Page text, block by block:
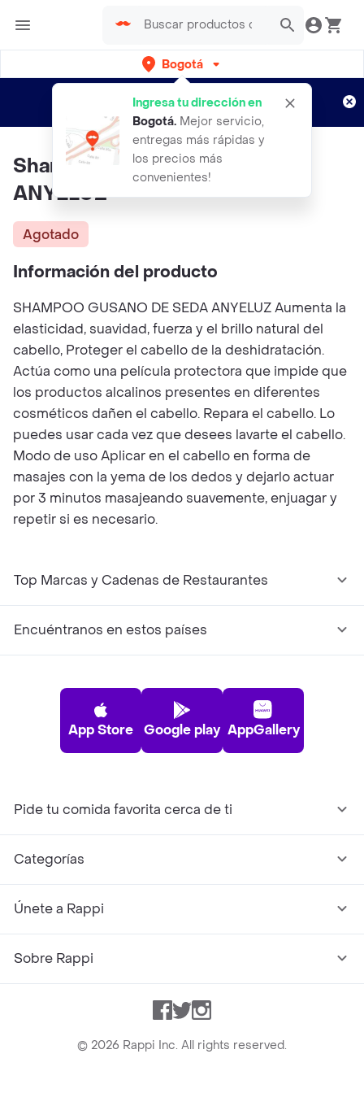
Bogotá
Ingresa tu dirección en
Bogotá. Mejor servicio,
entregas más rápidas y
los precios más
convenientes!
envíos gratis por semanas
Aplican TyC
Shampoo Gusano De Seda
ANYELUZ
Agotado
Información del producto
SHAMPOO GUSANO DE SEDA ANYELUZ Aumenta la
elasticidad, suavidad, fuerza y el brillo natural del
cabello, Proteger el cabello de la deshidratación.
Actúa como una película protectora que impide que
los productos alcalinos presentes en diferentes
cosméticos dañen el cabello. Repara el cabello. Lo
puedes usar cada vez que desees lavarte el cabello.
Modo de uso Aplicar en el cabello en forma de
masajes con la yema de los dedos y dejarlo actuar
por 3 minutos masajeando suavemente, enjuagar y
repetir si es necesario.
Top Marcas y Cadenas de Restaurantes
Encuéntranos en estos países
App Store Google play AppGallery
Pide tu comida favorita cerca de ti
Categorías
Únete a Rappi
Sobre Rappi
Facebook
TwitterInstagram
© 2026 Rappi Inc. All rights reserved.